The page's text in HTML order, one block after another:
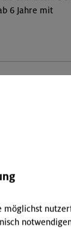
6 Jahre mit
möglichst